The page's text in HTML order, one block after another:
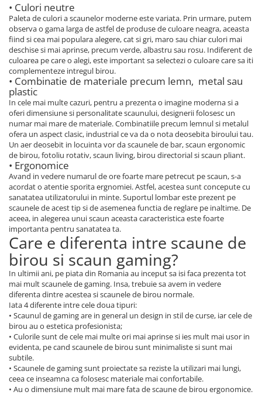
• Culori neutre
Paleta de culori a scaunelor moderne este variata. Prin urmare, putem
observa o gama larga de astfel de produse de culoare neagra, aceasta
fiind si cea mai populara alegere, cat si gri, maro sau chiar culori mai
deschise si mai aprinse, precum verde, albastru sau rosu. Indiferent de
culoarea pe care o alegi, este important sa selectezi o culoare care sa iti
complementeze intregul birou.
• Combinatie de materiale precum lemn, metal sau
plastic
In cele mai multe cazuri, pentru a prezenta o imagine moderna si a
oferi dimensiune si personalitate scaunului, designerii folosesc un
numar mai mare de materiale. Combinatiile precum lemnul si metalul
ofera un aspect clasic, industrial ce va da o nota deosebita biroului tau.
Un aer deosebit in locuinta vor da scaunele de bar, scaun ergonomic
de birou, fotoliu rotativ, scaun living, birou directorial si scaun pliant.
• Ergonomice
Avand in vedere numarul de ore foarte mare petrecut pe scaun, s-a
acordat o atentie sporita ergnomiei. Astfel, acestea sunt concepute cu
sanatatea utilizatorului in minte. Suportul lombar este prezent pe
scaunele de acest tip si de asemenea functia de reglare pe inaltime. De
aceea, in alegerea unui scaun aceasta caracteristica este foarte
importanta pentru sanatatea ta.
Care e diferenta intre scaune de
birou si scaun gaming?
In ultimii ani, pe piata din Romania au inceput sa isi faca prezenta tot
mai mult scaunele de gaming. Insa, trebuie sa avem in vedere
diferenta dintre acestea si scaunele de birou normale.
Iata 4 diferente intre cele doua tipuri:
• Scaunul de gaming are in general un design in stil de curse, iar cele de
birou au o estetica profesionista;
• Culorile sunt de cele mai multe ori mai aprinse si ies mult mai usor in
evidenta, pe cand scaunele de birou sunt minimaliste si sunt mai
subtile.
• Scaunele de gaming sunt proiectate sa reziste la utilizari mai lungi,
ceea ce inseamna ca folosesc materiale mai confortabile.
• Au o dimensiune mult mai mare fata de scaune de birou ergonomice.